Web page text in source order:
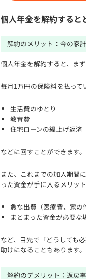
個人年金を解約すると
解約のメリット：今の家
個人年金を解約すると、ま
毎月1万円の保険料を払っ
生活費のゆとり
教育費
住宅ローンの繰上げ返済
などに回すことができます。
また、これまでの加入期間
った資金が手に入るメリッ
急な出費（医療費、家の
まとまった資金が必要な
など、目先で「どうしても
助けになることもあります。
解約のデメリット：返戻